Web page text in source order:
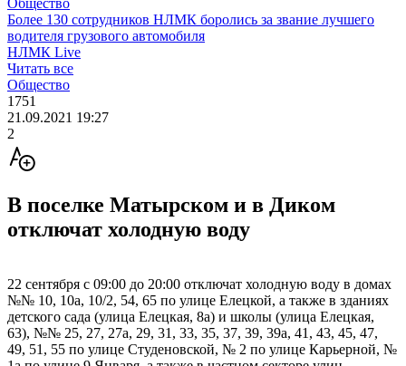
Общество
Более 130 сотрудников НЛМК боролись за звание лучшего
водителя грузового автомобиля
НЛМК Live
Читать все
Общество
1751
21.09.2021 19:27
2
В поселке Матырском и в Диком
отключат холодную воду
22 сентября с 09:00 до 20:00 отключат холодную воду в домах
№№ 10, 10а, 10/2, 54, 65 по улице Елецкой, а также в зданиях
детского сада (улица Елецкая, 8а) и школы (улица Елецкая,
63), №№ 25, 27, 27а, 29, 31, 33, 35, 37, 39, 39а, 41, 43, 45, 47,
49, 51, 55 по улице Студеновской, № 2 по улице Карьерной, №